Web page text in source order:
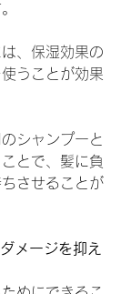
、保湿効果の
うことが効果
シャンプーと
とで、髪に負
させることが
メージを抑え